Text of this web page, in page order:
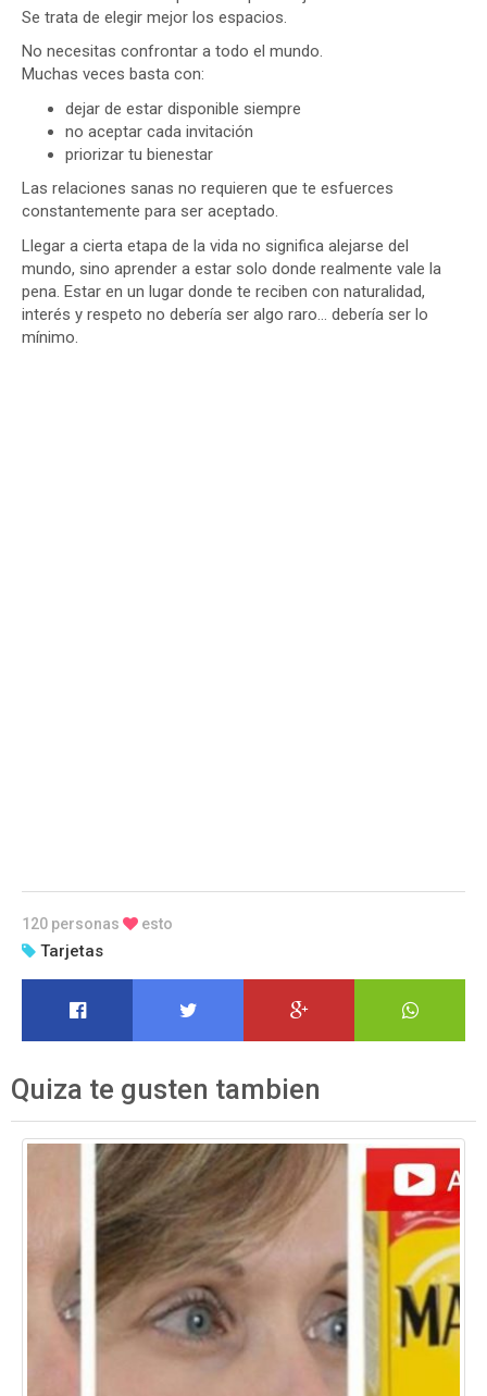
Se trata de elegir mejor los espacios.
No necesitas confrontar a todo el mundo.
Muchas veces basta con:
dejar de estar disponible siempre
no aceptar cada invitación
priorizar tu bienestar
Las relaciones sanas no requieren que te esfuerces
constantemente para ser aceptado.
Llegar a cierta etapa de la vida no significa alejarse del
mundo, sino aprender a estar solo donde realmente vale la
pena. Estar en un lugar donde te reciben con naturalidad,
interés y respeto no debería ser algo raro… debería ser lo
mínimo.
120 personas esto
Tarjetas
Quiza te gusten tambien